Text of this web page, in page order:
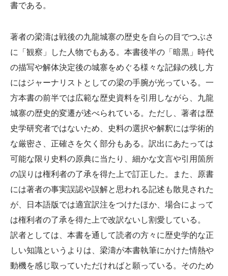
書である。
著者の梁濤は戦後の九龍城寨の歴史を自らの目でつぶさ
に「観察」した人物でもある。本書後半の「暗黒」時代
の描写や解体決定後の城寨をめぐる様々な記録の残し方
にはジャーナリストとしての梁の手腕が光っている。一
方本書の前半では広範な歴史資料を引用しながら、九龍
城寨の歴史的変遷が述べられている。ただし、著者は歴
史学研究者ではないため、史料の選択や解釈には学術的
な厳密さ、正確さを欠く部分もある。訳出にあたっては
可能な限り史料の原典に当たり、細かな文言や引用箇所
の誤りは権利者の了承を得た上で訂正した。また、原書
には著者の事実誤認や誤解と思われる記述も散見された
が、日本語版では適宜訳注をつけたほか、場合によって
は権利者の了承を得た上で改訳ないし割愛している。
訳者としては、本書を通して読者の方々に歴史学的な正
しい知識というよりは、梁濤が本書執筆にかけた情熱や
動機を感じ取っていただければと願っている。そのため